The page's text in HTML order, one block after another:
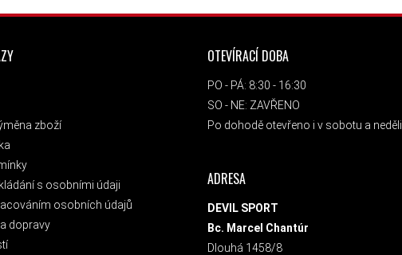
zboží
s osobními údaji
osobních údajů
dopravy
OTEVÍRACÍ DOBA
PO - PÁ: 8:30 - 16:30
SO - NE: ZAVŘENO
Po dohodě otevřeno i v sobotu a neděli.
ADRESA
DEVIL SPORT
Bc. Marcel Chantúr
Dlouhá 1458/8